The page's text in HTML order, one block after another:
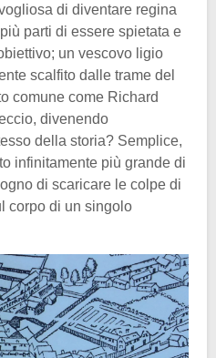
di diventare regina
parti di essere spietata e
un vescovo ligio
scalfito dalle trame del
comune come Richard
divenendo
della storia? Semplice,
infinitamente più grande di
di scaricare le colpe di
corpo di un singolo